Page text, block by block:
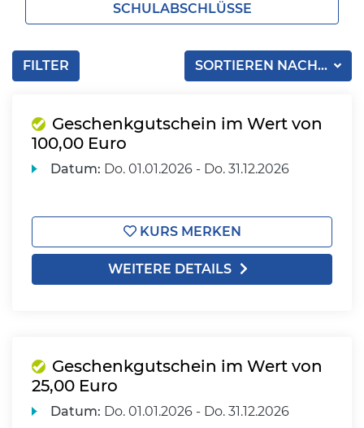
SCHULABSCHLÜSSE
SORTIEREN NACH...
FILTER
Geschenkgutschein im Wert von
100,00 Euro
Datum: Do. 01.01.2026 - Do. 31.12.2026
KURS MERKEN
WEITERE DETAILS
Geschenkgutschein im Wert von
25,00 Euro
Datum: Do. 01.01.2026 - Do. 31.12.2026